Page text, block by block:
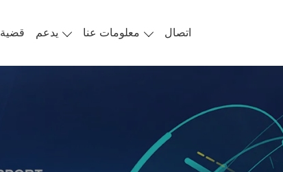
قضية يدعم معلومات عنا اتصال